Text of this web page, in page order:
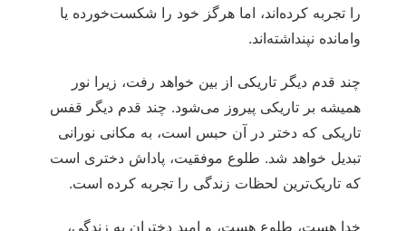
را تجربه کرده‌اند، اما هرگز خود را شکست‌خورده یا
وامانده نپنداشته‌اند.
چند قدم دیگر تاریکی از بین خواهد رفت، زیرا نور
همیشه بر تاریکی پیروز می‌شود. چند قدم دیگر قفس
تاریکی که دختر در آن حبس است، به مکانی نورانی
تبدیل خواهد شد. طلوع موفقیت، پاداش دختری است
که تاریک‌ترین لحظات زندگی را تجربه کرده است.
خدا هست، طلوع هست، و امید دختران به زندگی،